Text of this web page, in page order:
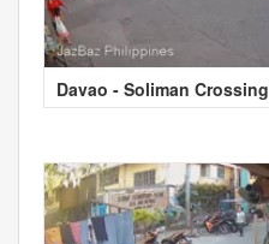
Davao - Soliman Crossing